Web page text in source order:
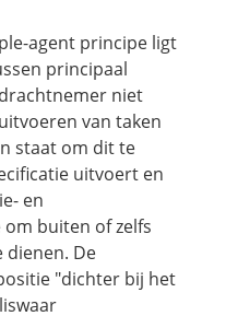
agent principe ligt
principaal
niet
van taken
staat om dit te
uitvoert en
en
buiten of zelfs
dienen. De
"dichter bij het